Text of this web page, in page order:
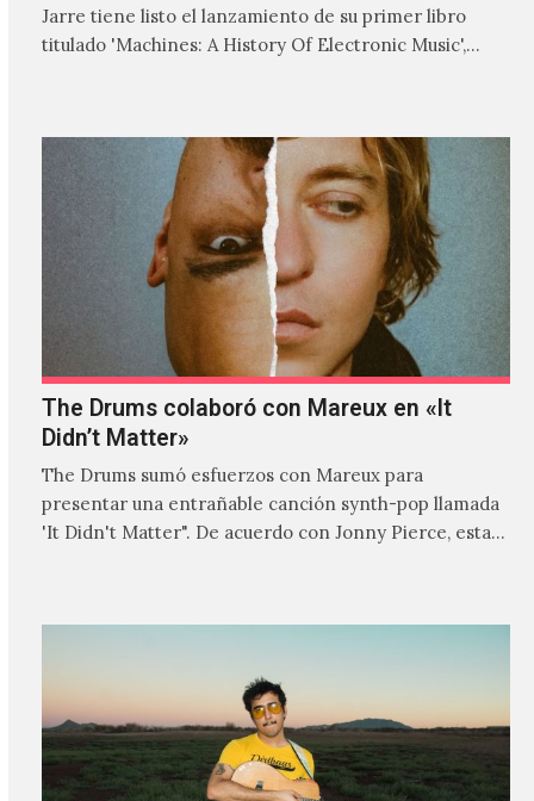
Jarre tiene listo el lanzamiento de su primer libro
titulado 'Machines: A History Of Electronic Music',
The Drums colaboró con Mareux en «It
Didn’t Matter»
The Drums sumó esfuerzos con Mareux para
presentar una entrañable canción synth-pop llamada
'It Didn't Matter". De acuerdo con Jonny Pierce, esta